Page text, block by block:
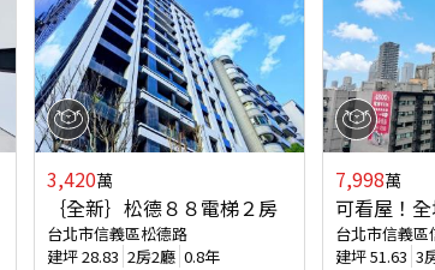
3,420萬
｛全新｝松德８８電梯２房
台北市信義區松德路
建坪28.83 2房2廳 0.8年
7,998萬
可看屋！
台北市信義區
建坪51.63 3